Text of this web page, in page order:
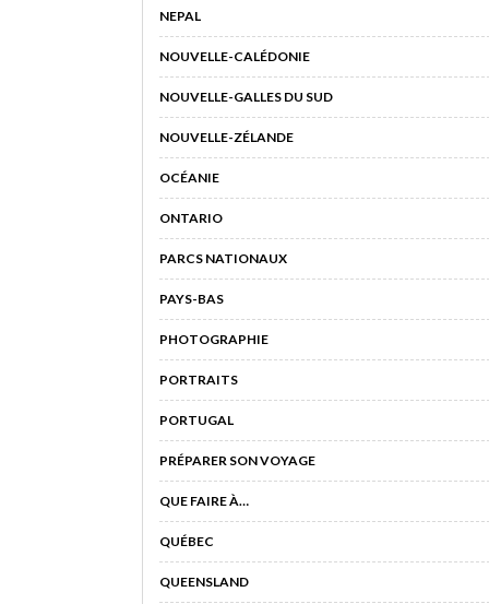
NEPAL
NOUVELLE-CALÉDONIE
NOUVELLE-GALLES DU SUD
NOUVELLE-ZÉLANDE
OCÉANIE
ONTARIO
PARCS NATIONAUX
PAYS-BAS
PHOTOGRAPHIE
PORTRAITS
PORTUGAL
PRÉPARER SON VOYAGE
QUE FAIRE À…
QUÉBEC
QUEENSLAND